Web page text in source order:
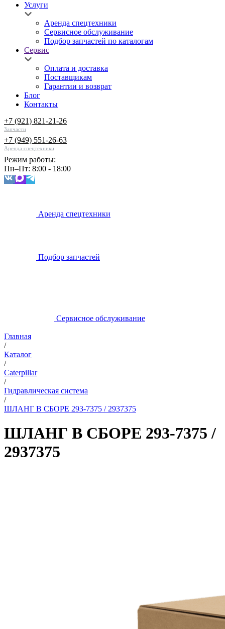
Услуги
Аренда спецтехники
Сервисное обслуживание
Подбор запчастей по каталогам
Сервис
Оплата и доставка
Поставщикам
Гарантии и возврат
Блог
Контакты
+7 (921) 821-21-26
Запчасти
+7 (949) 551-26-63
Аренда спецтехники
Режим работы:
Пн–Пт: 8:00 - 18:00
Аренда спецтехники
Подбор запчастей
Сервисное обслуживание
Главная
/
Каталог
/
Caterpillar
/
Гидравлическая система
/
ШЛАНГ В СБОРЕ 293-7375 / 2937375
ШЛАНГ В СБОРЕ 293-7375 /
2937375